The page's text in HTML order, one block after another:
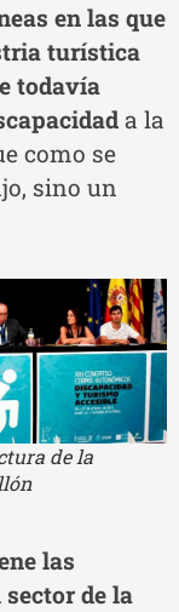
en las que
turística
todavía
a la
como se
sino un
de la
las
de la